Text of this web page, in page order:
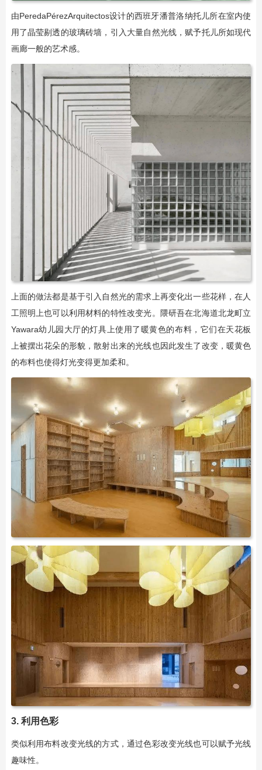
由PeredaPérezArquitectos设计的西班牙潘普洛纳托儿所在室内使
用了晶莹剔透的玻璃砖墙，引入大量自然光线，赋予托儿所如现代
画廊一般的艺术感。
上面的做法都是基于引入自然光的需求上再变化出一些花样，在人
工照明上也可以利用材料的特性改变光。隈研吾在北海道北龙町立
Yawara幼儿园大厅的灯具上使用了暖黄色的布料，它们在天花板
上被摆出花朵的形貌，散射出来的光线也因此发生了改变，暖黄色
的布料也使得灯光变得更加柔和。
3. 利用色彩
类似利用布料改变光线的方式，通过色彩改变光线也可以赋予光线
趣味性。